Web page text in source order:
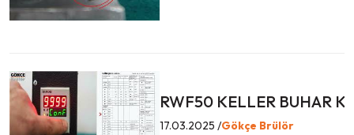
RWF50 KELLER BUHAR
17.03.2025 /Gökçe Brülör